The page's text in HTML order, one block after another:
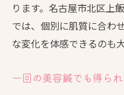
ります。名古屋市北区上
では、個別に肌質に合わ
な変化を体感できるのも
一回の美容鍼でも得ら